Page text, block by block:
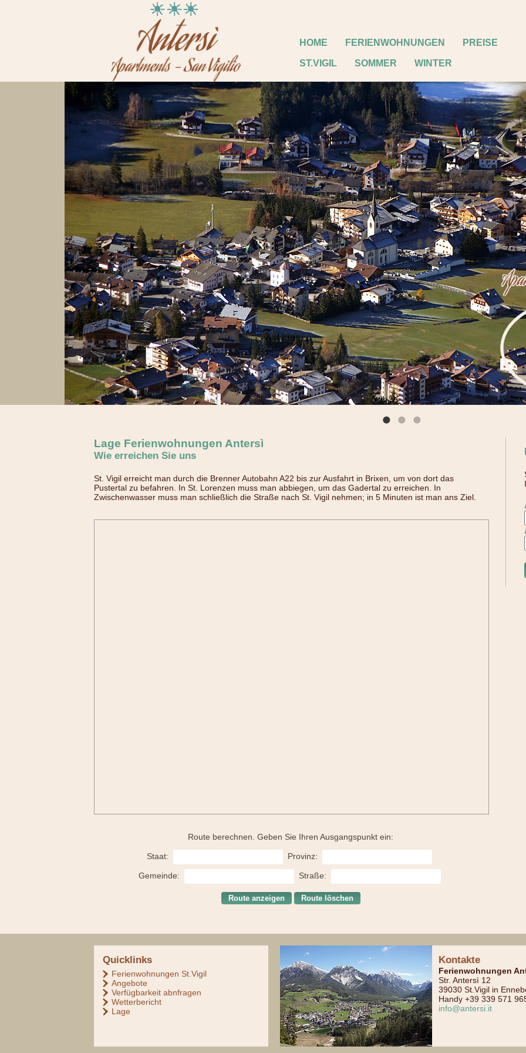
HOME FERIENWOHNUNGEN PREISE
ST.VIGIL SOMMER WINTER
Lage Ferienwohnungen Antersì
Wie erreichen Sie uns
St. Vigil erreicht man durch die Brenner Autobahn A22 bis zur Ausfahrt in Brixen, um von dort das
Pustertal zu befahren. In St. Lorenzen muss man abbiegen, um das Gadertal zu erreichen. In
Zwischenwasser muss man schließlich die Straße nach St. Vigil nehmen; in 5 Minuten ist man ans Ziel.
Route berechnen. Geben Sie Ihren Ausgangspunkt ein:
Staat: Provinz:
Gemeinde: Straße:
Quicklinks
Ferienwohnungen St.Vigil
Angebote
Verfügbarkeit abnfragen
Wetterbericht
Lage
Kontakte
Ferienwohnungen
Str. Antersì 12
39030 St.Vigil in
Handy +39 339 571
info@antersi.it